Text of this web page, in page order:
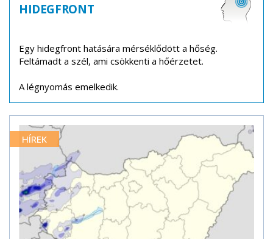
HIDEGFRONT
Egy hidegfront hatására mérséklődött a hőség.
Feltámadt a szél, ami csökkenti a hőérzetet.
A légnyomás emelkedik.
HÍREK